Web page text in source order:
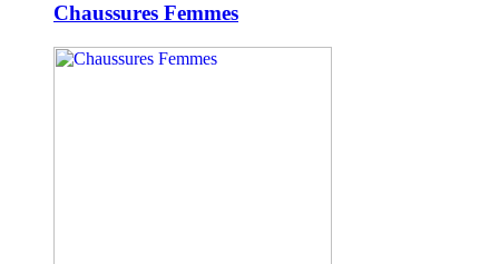
Chaussures Femmes